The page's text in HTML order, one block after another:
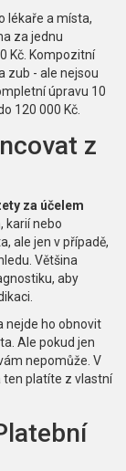
lékaře a místa,
za jednu
Kč. Kompozitní
zub - ale nejsou
úpravu 10
120 000 Kč.
z
za účelem
karií nebo
ale jen v případě,
Většina
aby
nejde ho obnovit
Ale pokud jen
nepomůže. V
ten platíte z vlastní